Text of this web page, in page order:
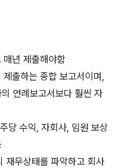
년 제출해야함
출하는 종합 보고서이며,
연례보고서보다 훨씬 자
당 수익, 자회사, 임원 보상
재무상태를 파악하고 회사